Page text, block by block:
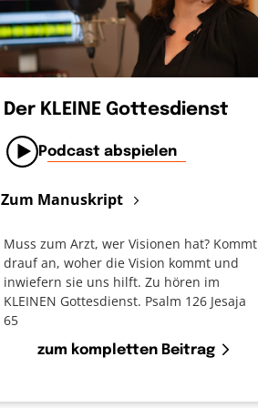
Der KLEINE Gottesdienst
Podcast abspielen
Zum Manuskript
Muss zum Arzt, wer Visionen hat? Kommt
drauf an, woher die Vision kommt und
inwiefern sie uns hilft. Zu hören im
KLEINEN Gottesdienst. Psalm 126 Jesaja
65
zum kompletten Beitrag